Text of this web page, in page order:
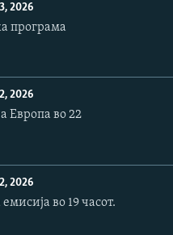
2026
програма
2026
Европа во 22
2026
во 19 часот.